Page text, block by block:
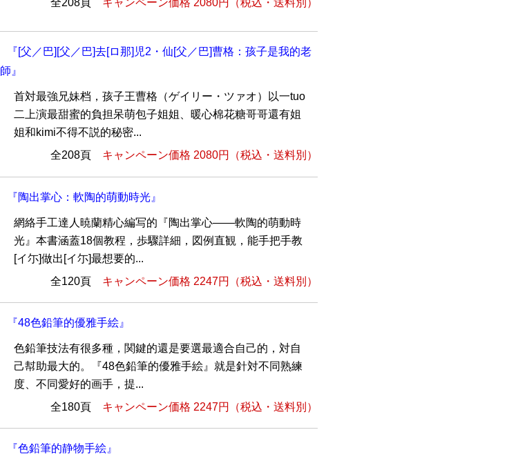
全208頁 キャンペーン価格 2080円 （税込・送料別）
『[父／巴][父／巴]去[ロ那]児2・仙[父／巴]曹格：孩子是我的老
師』
首対最強兄妹档，孩子王曹格（ゲイリー・ツァオ）以一tuo
二上演最甜蜜的負担呆萌包子姐姐、暖心棉花糖哥哥還有姐
姐和kimi不得不説的秘密...
全208頁 キャンペーン価格 2080円 （税込・送料別）
『陶出掌心：軟陶的萌動時光』
網絡手工達人暁蘭精心編写的『陶出掌心——軟陶的萌動時
光』本書涵蓋18個教程，歩驟詳細，図例直観，能手把手教
[イ尓]做出[イ尓]最想要的...
全120頁 キャンペーン価格 2247円 （税込・送料別）
『48色鉛筆的優雅手絵』
色鉛筆技法有很多種，関鍵的還是要選最適合自己的，対自
己幇助最大的。『48色鉛筆的優雅手絵』就是針対不同熟練
度、不同愛好的画手，提...
全180頁 キャンペーン価格 2247円 （税込・送料別）
『色鉛筆的静物手絵』